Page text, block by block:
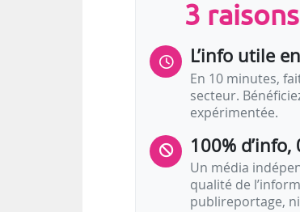
3
L’info utile
En 10 minutes,
secteur.
expérimentée.
100%
Un média
qualité de
publireportage,